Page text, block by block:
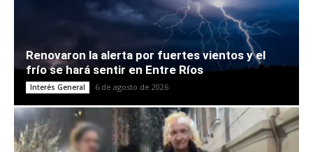
Renovaron la alerta por fuertes vientos y el
frío se hará sentir en Entre Ríos
Interés General 6 de agosto de 2026